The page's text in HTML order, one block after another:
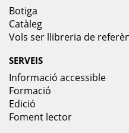
Botiga
Catàleg
Vols ser llibreria de
SERVEIS
Informació accessible
Formació
Edició
Foment lector